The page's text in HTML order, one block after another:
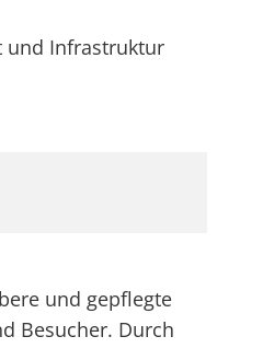
und Infrastruktur
und gepflegte
Besucher. Durch